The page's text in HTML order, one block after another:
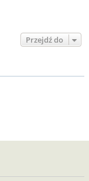
Przejdź do